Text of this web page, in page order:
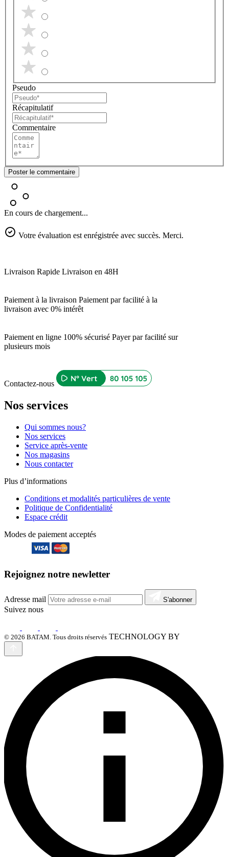
Pseudo
Récapitulatif
Commentaire
Poster le commentaire
En cours de chargement...
Votre évaluation est enrégistrée avec succès. Merci.
Livraison Rapide Livraison en 48H
Paiement à la livraison Paiement par facilité à la
livraison avec 0% intérêt
Paiement en ligne 100% sécurisé Payer par facilité sur
plusieurs mois
Contactez-nous
Nos services
Qui sommes nous?
Nos services
Service après-vente
Nos magasins
Nous contacter
Plus d’informations
Conditions et modalités particulières de vente
Politique de Confidentialité
Espace crédit
Modes de paiement acceptés
Rejoignez notre newletter
Adresse mail S'abonner
Suivez nous
© 2026 BATAM. Tous droits réservés TECHNOLOGY BY